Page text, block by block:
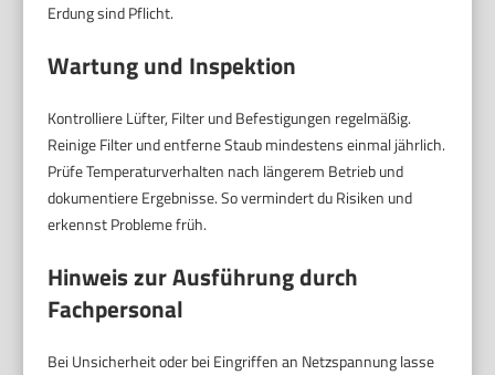
Erdung sind Pflicht.
Wartung und Inspektion
Kontrolliere Lüfter, Filter und Befestigungen regelmäßig.
Reinige Filter und entferne Staub mindestens einmal jährlich.
Prüfe Temperaturverhalten nach längerem Betrieb und
dokumentiere Ergebnisse. So vermindert du Risiken und
erkennst Probleme früh.
Hinweis zur Ausführung durch
Fachpersonal
Bei Unsicherheit oder bei Eingriffen an Netzspannung lasse